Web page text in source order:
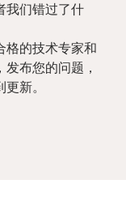
我们错过了什
格的技术专家和
布您的问题，
新。